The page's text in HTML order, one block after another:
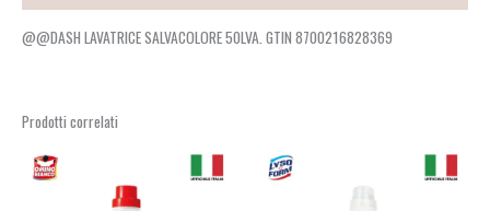
@@DASH LAVATRICE SALVACOLORE 50LVA. GTIN 8700216828369
Prodotti correlati